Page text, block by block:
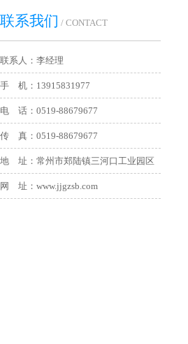
联系我们 / CONTACT
联系人：李经理
手 机：13915831977
电 话：0519-88679677
传 真：0519-88679677
地 址：常州市郑陆镇三河口工业园区
网 址：www.jjgzsb.com